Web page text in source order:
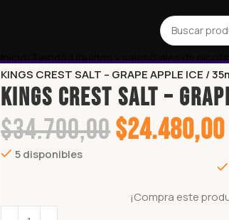
Inicio Tienda Líquidos y sales Sales de
KINGS CREST SALT – GRAPE APPLE ICE /
KINGS CREST SALT –
$34.700,00$24.480,00
5 disponibles
¡Compra este